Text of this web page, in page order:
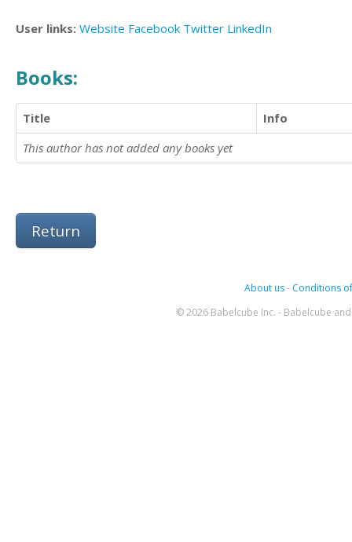
User links: Website Facebook Twitter LinkedIn
Books:
Title
Info
This author has not added any books yet
Return
About us- Conditions
© 2026 Babelcube Inc. - Babelcube